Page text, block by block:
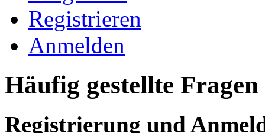
Registrieren
Anmelden
Häufig gestellte Fragen
Registrierung und